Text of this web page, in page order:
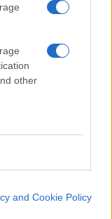
other
and Cookie Policy
del
India,
che punta
Repubblica
non solo). Alla
è stato
in